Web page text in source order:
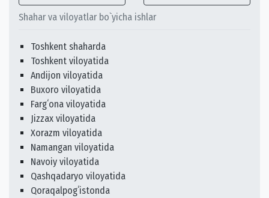
Shahar va viloyatlar bo`yicha ishlar
Toshkent shaharda
Toshkent viloyatida
Andijon viloyatida
Buxoro viloyatida
Fargʻona viloyatida
Jizzax viloyatida
Xorazm viloyatida
Namangan viloyatida
Navoiy viloyatida
Qashqadaryo viloyatida
Qoraqalpogʻistonda